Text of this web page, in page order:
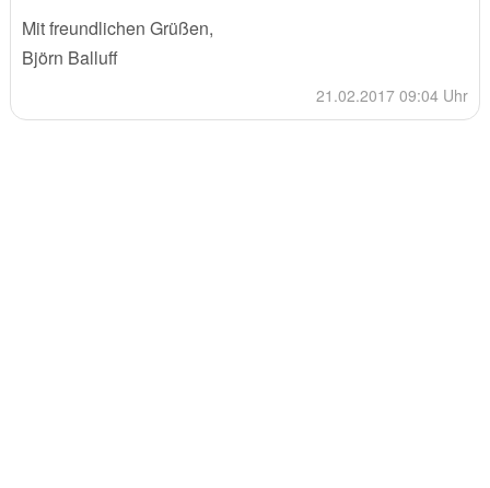
Mit freundlichen Grüßen,
Björn Balluff
21.02.2017 09:04 Uhr